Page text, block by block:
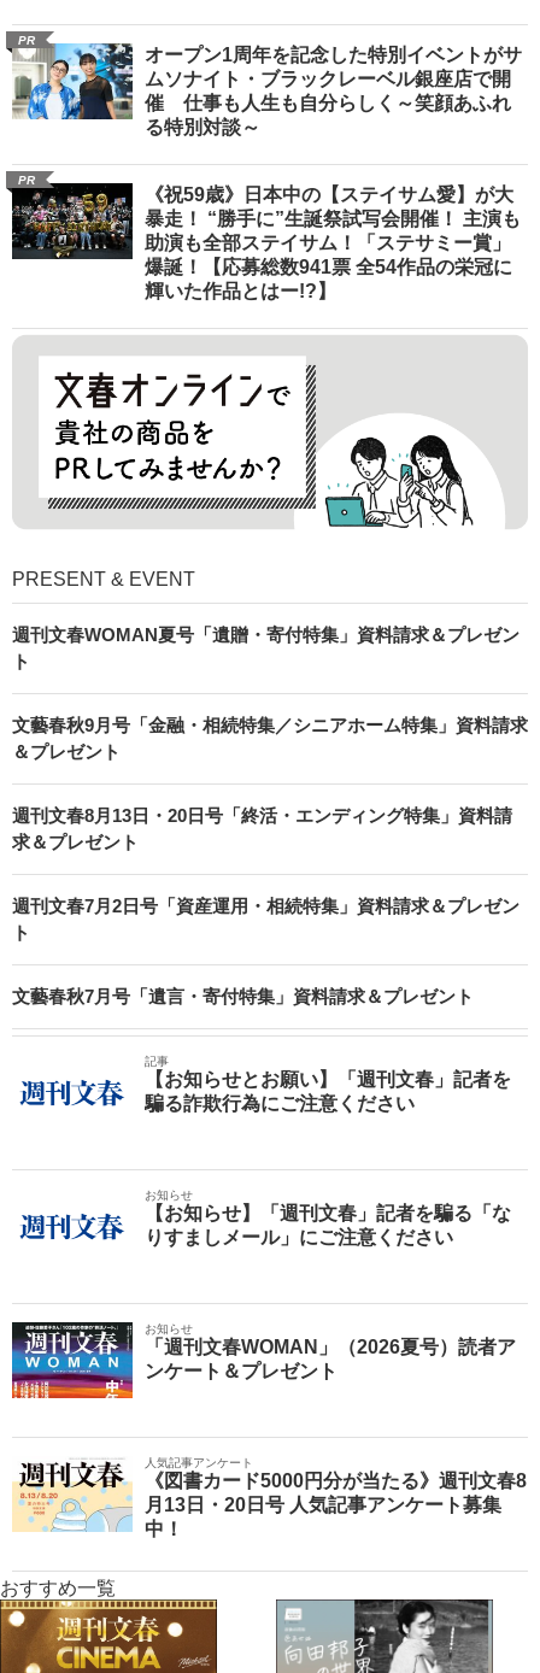
PR
オープン1周年を記念した特別イベントがサ
ムソナイト・ブラックレーベル銀座店で開
催 仕事も人生も自分らしく～笑顔あふれ
る特別対談～
PR
《祝59歳》日本中の【ステイサム愛】が大
暴走！ “勝手に”生誕祭試写会開催！ 主演も
助演も全部ステイサム！「ステサミー賞」
爆誕！【応募総数941票 全54作品の栄冠に
輝いた作品とはー!?】
PRESENT & EVENT
週刊文春WOMAN夏号「遺贈・寄付特集」資料請求＆プレゼン
ト
文藝春秋9月号「金融・相続特集／シニアホーム特集」資料請求
＆プレゼント
週刊文春8月13日・20日号「終活・エンディング特集」資料請
求＆プレゼント
週刊文春7月2日号「資産運用・相続特集」資料請求＆プレゼン
ト
文藝春秋7月号「遺言・寄付特集」資料請求＆プレゼント
記事
【お知らせとお願い】「週刊文春」記者を
騙る詐欺行為にご注意ください
お知らせ
【お知らせ】「週刊文春」記者を騙る「な
りすましメール」にご注意ください
お知らせ
「週刊文春WOMAN」（2026夏号）読者ア
ンケート＆プレゼント
人気記事アンケート
《図書カード5000円分が当たる》週刊文春8
月13日・20日号 人気記事アンケート募集
中！
おすすめ一覧